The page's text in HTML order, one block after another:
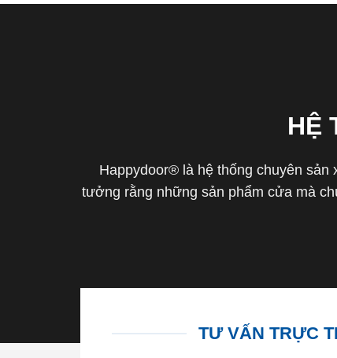
HỆ
Happydoor® là hệ thống chuyên
tưởng rằng những sản phẩm cửa mà
TƯ VẤN TRỰC